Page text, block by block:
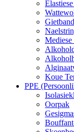
Gietband
Koue
PPE
Oorpak